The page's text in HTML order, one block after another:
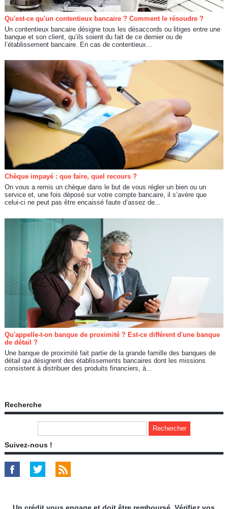
Qu'est-ce qu'un contentieux bancaire ? Comment le résoudre ?
Un contentieux bancaire désigne tous les désaccords ou litiges entre une
banque et son client, qu’ils soient du fait de ce dernier ou de
l’établissement bancaire. En cas de contentieux...
Chèque impayé : que faire, quel recours ?
On vous a remis un chèque dans le but de vous régler un bien ou un
service et, une fois déposé sur votre compte bancaire, il s’avère que
celui-ci ne peut pas être encaissé faute d’assez de...
Qu'appelle-t-on banque de proximité ? Est-ce différent d'une banque
de détail ?
Une banque de proximité fait partie de la grande famille des banques de
détail qui désignent des établissements bancaires dont les missions
consistent à distribuer des produits financiers, à...
Recherche
Suivez-nous !